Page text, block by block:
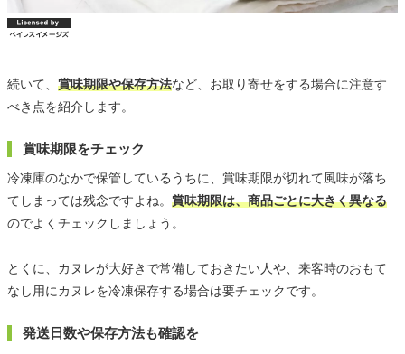
続いて、 賞味期限や保存方法など、お取り寄せをする場合に注意す
べき点を紹介します。
賞味期限をチェック
冷凍庫のなかで保管しているうちに、賞味期限が切れて風味が落ち
てしまっては残念ですよね。 賞味期限は、商品ごとに大きく異なる
のでよくチェックしましょう。
とくに、カヌレが大好きで常備しておきたい人や、来客時のおもて
なし用にカヌレを冷凍保存する場合は要チェックです。
発送日数や保存方法も確認を